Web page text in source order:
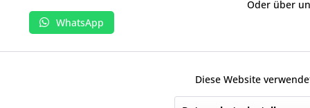
WhatsApp
Oder über
Diese Website